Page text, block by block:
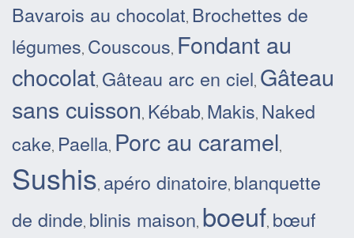
Bavarois au chocolat, Brochettes de
légumes, Couscous, Fondant au
chocolat, Gâteau arc en ciel, Gâteau
sans cuisson, Kébab, Makis, Naked
cake, Paella, Porc au caramel,
Sushis, apéro dinatoire, blanquette
de dinde, blinis maison, boeuf, bœuf